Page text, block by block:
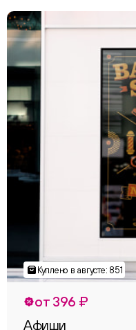
от 396 ₽
Афиши